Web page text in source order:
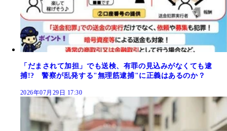
「だまされて加担」でも送検、有罪の見込みがなくても逮
捕!? 警察が乱発する"無理筋逮捕"に正義はあるのか？
2026年07月29日 17:30